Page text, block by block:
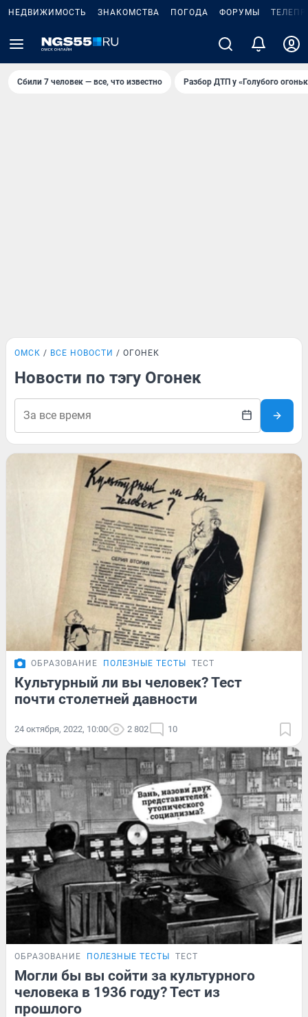
НЕДВИЖИМОСТЬ ЗНАКОМСТВА ПОГОДА ФОРУМЫ
Сбили 7 человек — все, что известно Разбор ДТП у «Голубого
ОМСК ВСЕ НОВОСТИ ОГОНЕК
Новости по тэгу Огонек
ОБРАЗОВАНИЕ ПОЛЕЗНЫЕ ТЕСТЫ ТЕСТ
Культурный ли вы человек? Тест
почти столетней давности
24 октября, 2022, 10:00 2 802 10
ОБРАЗОВАНИЕ ПОЛЕЗНЫЕ ТЕСТЫ ТЕСТ
Могли бы вы сойти за культурного
человека в 1936 году? Тест из
прошлого